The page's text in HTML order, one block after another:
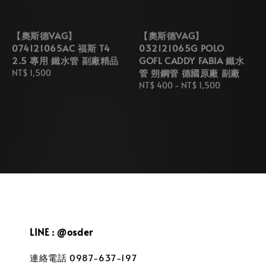
【奧斯德VAG】
074121065AC 福斯 T4
2.5 專用 鐵水管 副廠精品
Regular
NT$ 1,500
【奧斯德VAG】
032121065G POLO
GOFL CADDY FABIA 鐵水
管 朔鋼管 德國原廠 副廠
Regular
NT$ 400 - NT$ 1,500
LINE : @osder
連絡電話 0987-637-197